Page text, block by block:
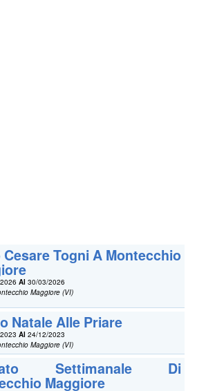
Cesare Togni A Montecchio
Al 30/03/2026
Maggiore (VI)
Natale Alle Priare
Al 24/12/2023
Maggiore (VI)
Settimanale Di
Maggiore